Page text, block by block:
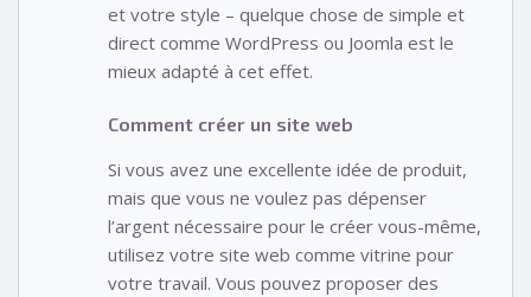
et votre style – quelque chose de simple et
direct comme WordPress ou Joomla est le
mieux adapté à cet effet.
Comment créer un site web
Si vous avez une excellente idée de produit,
mais que vous ne voulez pas dépenser
l’argent nécessaire pour le créer vous-même,
utilisez votre site web comme vitrine pour
votre travail. Vous pouvez proposer des